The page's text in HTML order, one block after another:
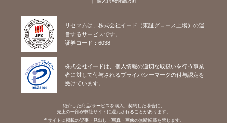
リセマムは、株式会社イード（東証グロース上場）の運
営するサービスです。
証券コード：6038
株式会社イードは、個人情報の適切な取扱いを行う事業
者に対して付与されるプライバシーマークの付与認定を
受けています。
紹介した商品/サービスを購入、契約した場合に、
売上の一部が弊社サイトに還元されることがあります。
当サイトに掲載の記事・見出し・写真・画像の無断転載を禁じます。